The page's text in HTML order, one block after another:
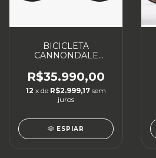
BICICLETA
CANNONDALE
R$35.990,00
12 x de R$2.999,17 sem
juros
ESPIAR